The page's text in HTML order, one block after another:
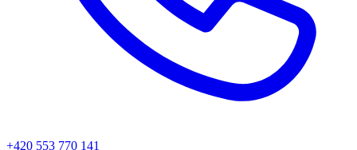
+420 553 770 141